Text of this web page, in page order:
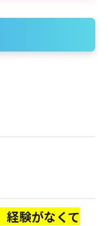
経験がなくて